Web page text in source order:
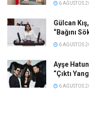
6 AĞUSTOS
Gülcan
“Bağını
6 AĞUSTOS
Ayşe
“Çıktı
6 AĞUSTOS